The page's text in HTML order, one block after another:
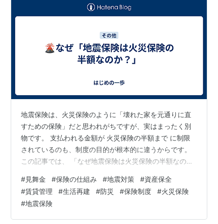
地震保険は、火災保険のように「壊れた家を元通りに直
すための保険」だと思われがちですが、実はまったく別
物です。 支払われる金額が 火災保険の半額まで に制限
されているのも、制度の目的が根本的に違うからです。
この記事では、 「なぜ地震保険は火災保険の半額なの
します。 🧭 地震保険の本質 🎯 1. 目的が「家の再建」で
はない ⚡ 2. 査定は「どんぶり勘定」＝スピード最優先 🏦
3. なぜ「火災保険の半額」が上限なのか 📝 まとめ 🧭 地
震保険の本質 修理費ではなく“生活再建のための現金” 🎯
#見舞金 #保険の仕組み #地震対策 #資産保全
#賃貸管理 #生活再建 #防災 #保険制度 #火災保険
#地震保険